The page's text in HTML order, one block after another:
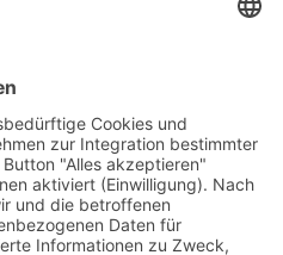
für Südamerika?
sind